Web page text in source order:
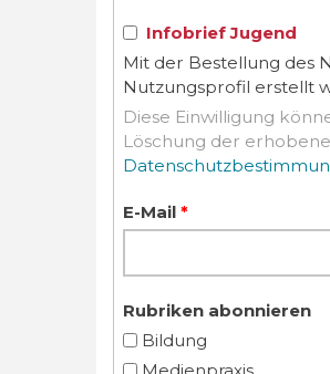
Infobrief Jugend
Mit der Bestellung des
Nutzungsprofil erstellt
Diese Einwilligung
E-Mail *
Rubriken abonnieren
Bildung